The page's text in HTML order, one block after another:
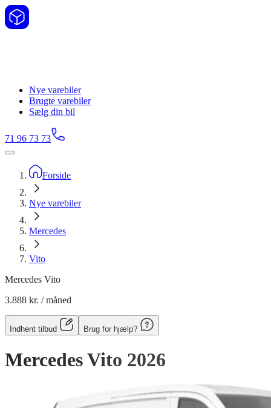
Nye varebiler
Brugte varebiler
Sælg din bil
71 96 73 73
Forside
Nye varebiler
Mercedes
Vito
Mercedes Vito
3.888 kr. / måned
Indhent tilbud Brug for hjælp?
Mercedes Vito 2026